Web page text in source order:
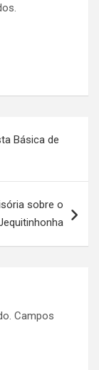
Básica de
sobre o
Campos